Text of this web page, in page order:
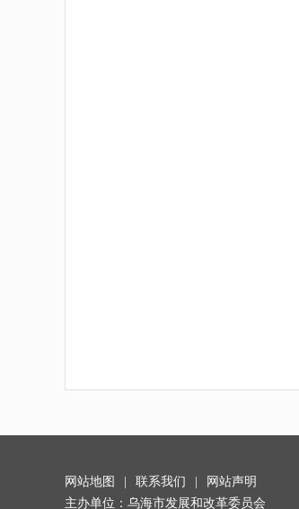
网站地图 联系我们
网站声明
主办单位：乌海市发展和改革委员会